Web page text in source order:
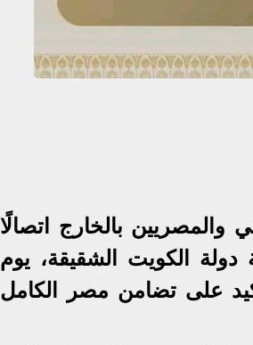
والمصريين بالخارج اتصالًا
دولة الكويت الشقيقة، يوم
على تضامن مصر الكامل